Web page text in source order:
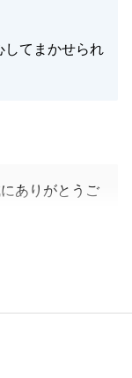
してまかせられ
ありがとうご
しをさせてい